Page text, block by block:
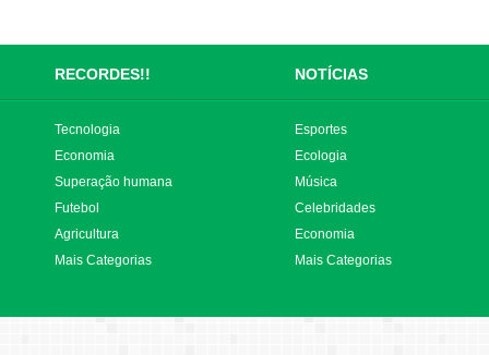
RECORDES!! NOTÍCIAS
Tecnologia
Economia
Superação humana
Futebol
Agricultura
Mais Categorias
Esportes
Ecologia
Música
Celebridades
Economia
Mais Categorias